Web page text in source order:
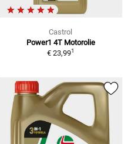
Castrol
Power1 4T Motorolie
€ 23,991